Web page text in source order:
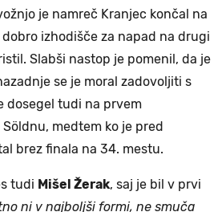
je namreč Kranjec končal na
dobro izhodišče za napad na drugi
Slabši nastop je pomenil, da je
se je moral zadovoljiti s
dosegel tudi na prvem
medtem ko je pred
brez finala na 34. mestu.
tudi Mišel Žerak, saj je bil v prvi
ni v najboljši formi, ne smuča